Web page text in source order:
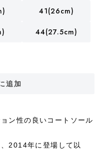
41(26cm)
44(27.5cm)
追加
ン性の良いコートソール
2014年に登場して以